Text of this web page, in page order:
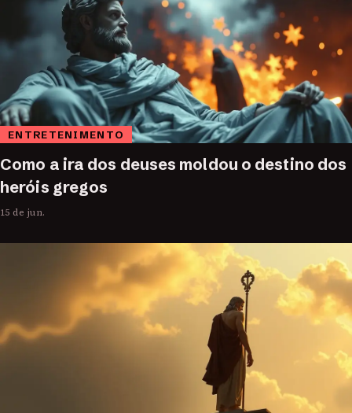
ENTRETENIMENTO
Como a ira dos deuses moldou o destino dos
heróis gregos
15 de jun.